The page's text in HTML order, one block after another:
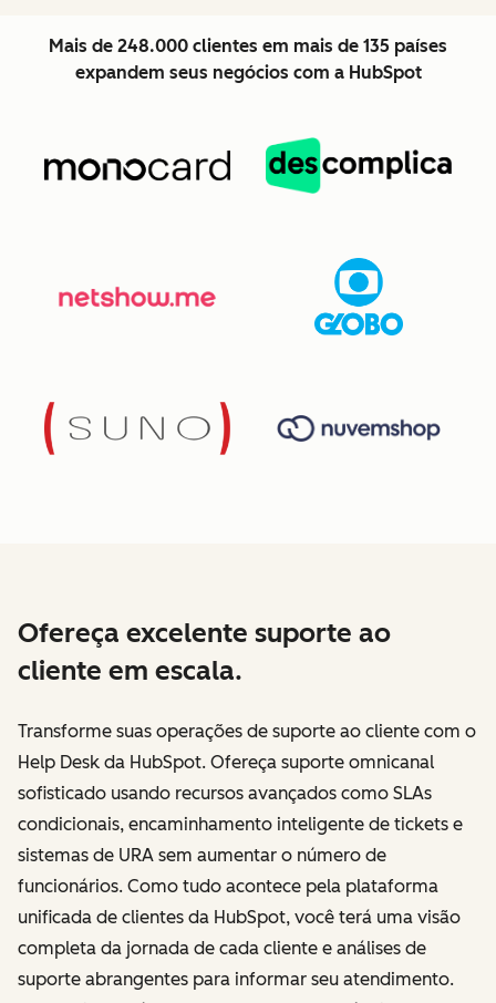
Mais de 248.000 clientes em mais de 135 países
expandem seus negócios com a HubSpot
Ofereça excelente suporte ao
cliente em escala.
Transforme suas operações de suporte ao cliente com o
Help Desk da HubSpot. Ofereça suporte omnicanal
sofisticado usando recursos avançados como SLAs
condicionais, encaminhamento inteligente de tickets e
sistemas de URA sem aumentar o número de
funcionários. Como tudo acontece pela plataforma
unificada de clientes da HubSpot, você terá uma visão
completa da jornada de cada cliente e análises de
suporte abrangentes para informar seu atendimento.